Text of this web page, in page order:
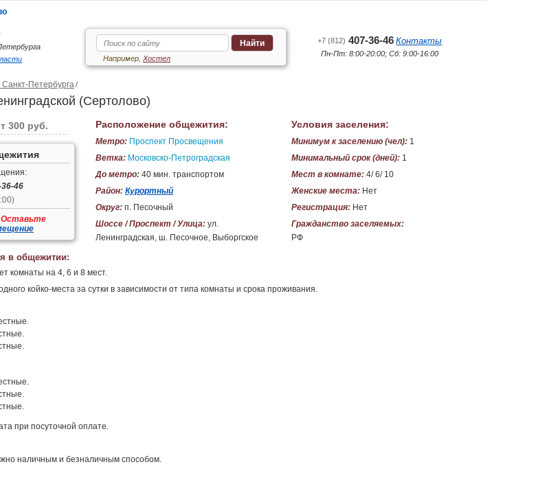
Найти
Например, Хостел
+7 (812) 407-36-46 Контакты
Пн-Пт: 8:00-20:00; Сб: 9:00-16:00
Петербурга
(Сертолово)
300 руб.
46
Оставьте
Расположение общежития:
Метро:Проспект Просвещения
Ветка:Московско-Петроградская
До метро:40 мин. транспортом
Район: Курортный
Округ:п. Песочный
Шоссе / Проспект / Улица:ул.
Ленинградская, ш. Песочное, Выборгское
Условия заселения:
Минимум к заселению (чел):1
Минимальный срок (дней):1
Мест в комнате:4/ 6/ 10
Женские места:Нет
Регистрация:Нет
Гражданство заселяемых:
РФ
в общежитии:
комнаты на 4, 6 и 8 мест.
койко-места за сутки в зависимости от типа комнаты и срока проживания.
при посуточной оплате.
наличным и безналичным способом.